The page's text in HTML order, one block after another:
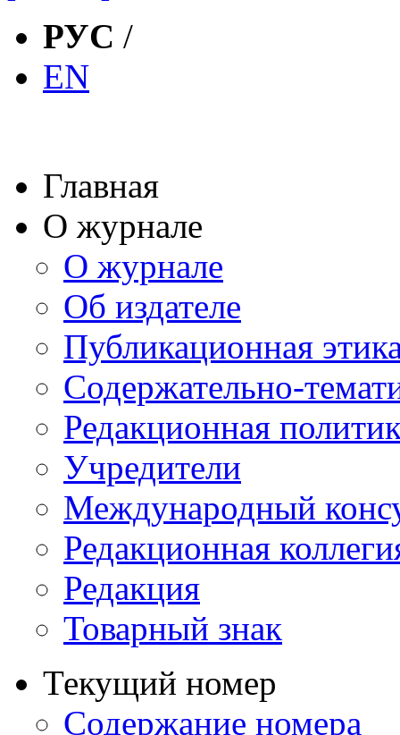
РУС /
EN
Главная
О журнале
О журнале
Об издателе
Публикационная
Содержательно-
Редакционная
Учредители
Международный
Редакционная
Редакция
Товарный знак
Текущий номер
Содержание номера